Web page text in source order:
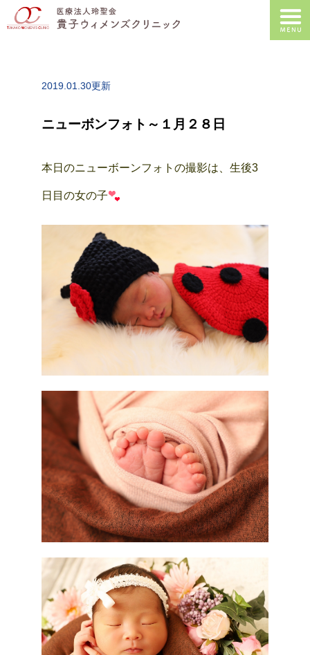
2019.01.30更新
ニューボンフォト～１月２８日
本日のニューボーンフォトの撮影は、生後3
日目の女の子